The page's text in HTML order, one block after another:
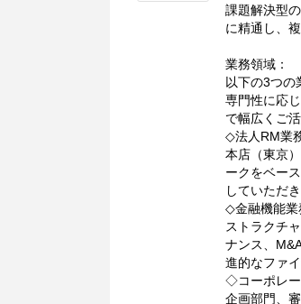
課題解決型
に精通し、
業務領域：
以下の3つの
専門性に応
で幅広くご
◇法人RM業
本店（東京
ークをベー
していただき
◇金融機能業
ストラクチ
ナンス、
進的なファ
◇コーポレー
企画部門、